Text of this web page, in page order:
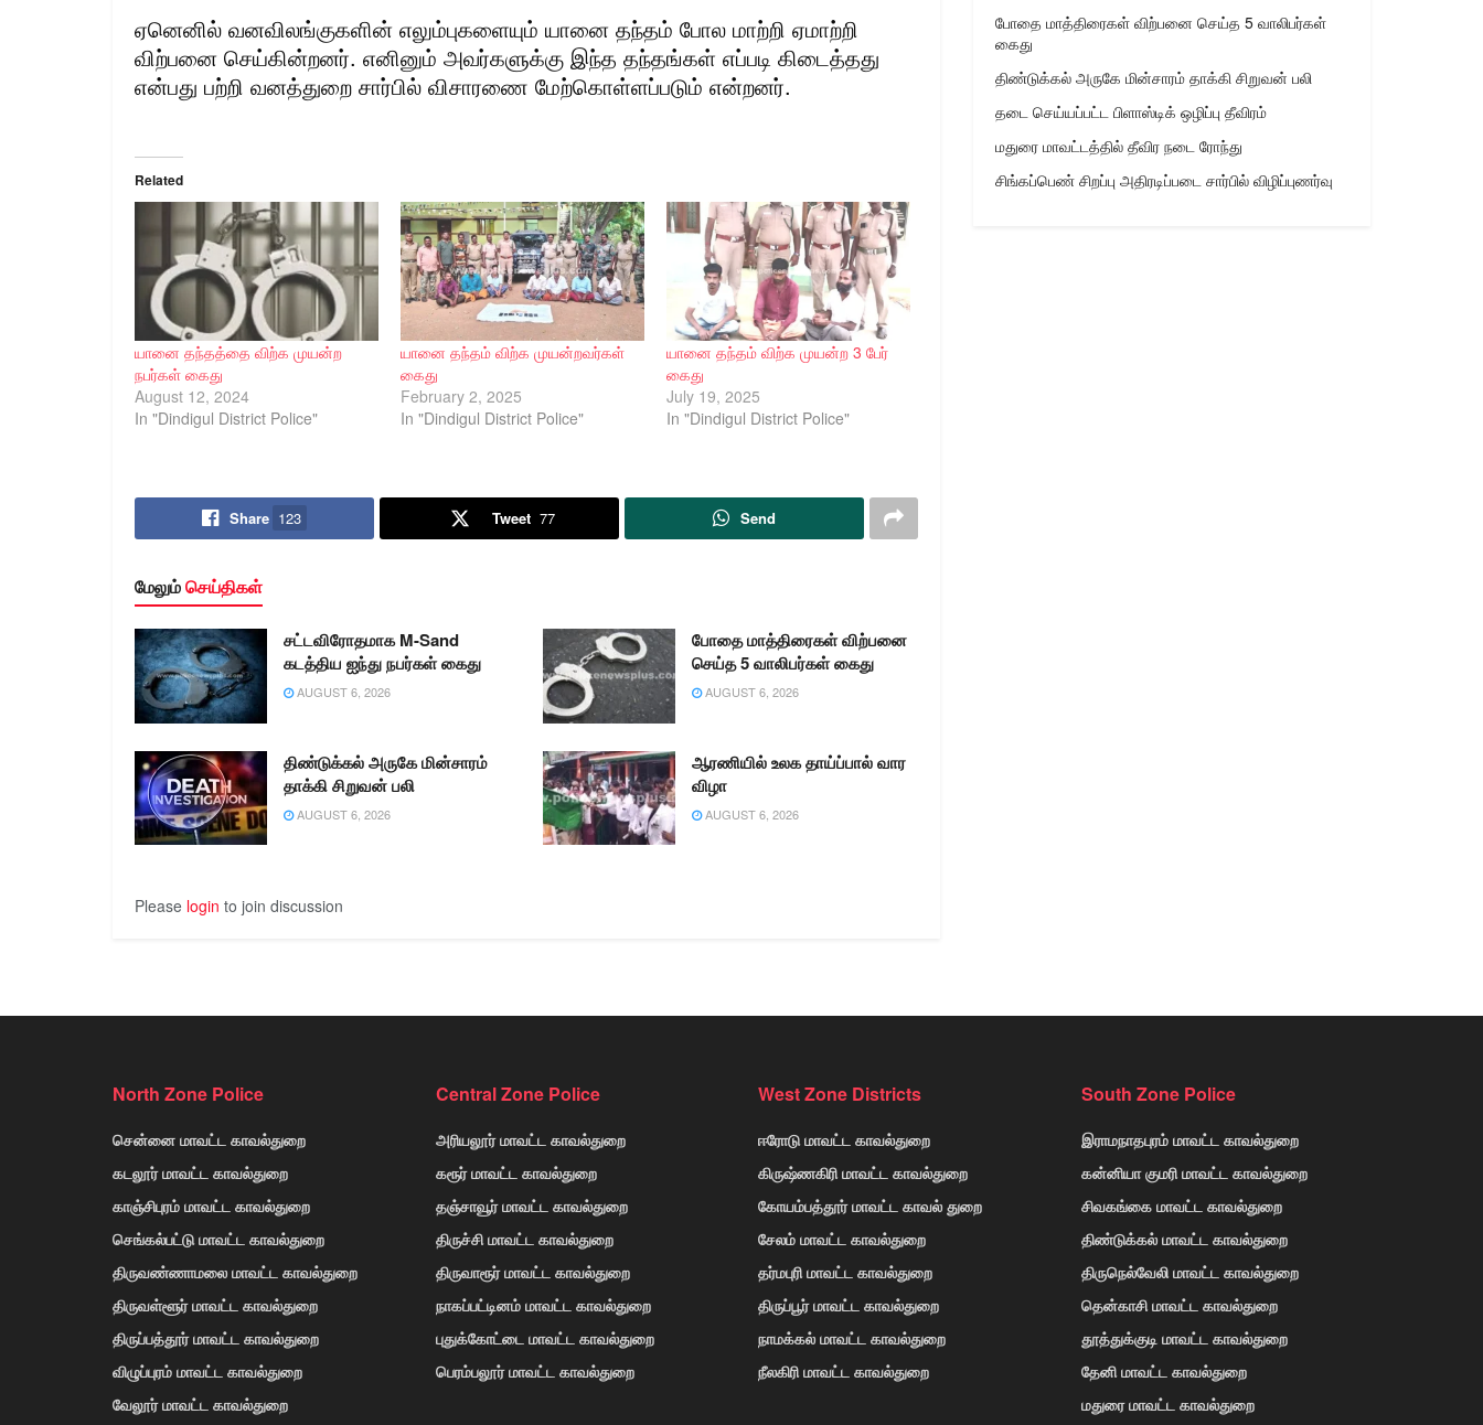
ஏனெனில் வனவிலங்குகளின் எலும்புகளையும் யானை தந்தம் போல மாற்றி ஏமாற்றி
விற்பனை செய்கின்றனர். எனினும் அவர்களுக்கு இந்த தந்தங்கள் எப்படி கிடைத்தது
என்பது பற்றி வனத்துறை சார்பில் விசாரணை மேற்கொள்ளப்படும் என்றனர்.
Related
யானை தந்தத்தை விற்க முயன்ற
நபர்கள் கைது
August 12, 2024
In "Dindigul District Police"
யானை தந்தம் விற்க முயன்றவர்கள்
கைது
February 2, 2025
In "Dindigul District Police"
யானை தந்தம் விற்க முயன்ற 3 பேர்
கைது
July 19, 2025
In "Dindigul District Police"
Share 123 Tweet 77 Send
மேலும்செய்திகள்
சட்டவிரோதமாக M-Sand
கடத்திய ஐந்து நபர்கள் கைது
AUGUST 6, 2026
போதை மாத்திரைகள் விற்பனை
செய்த 5 வாலிபர்கள் கைது
AUGUST 6, 2026
திண்டுக்கல் அருகே மின்சாரம்
தாக்கி சிறுவன் பலி
AUGUST 6, 2026
ஆரணியில் உலக தாய்ப்பால் வார
விழா
AUGUST 6, 2026
Please login to join discussion
போதை மாத்திரைகள் விற்பனை செய்த 5 வாலிபர்கள்
கைது
திண்டுக்கல் அருகே மின்சாரம் தாக்கி சிறுவன் பலி
தடை செய்யப்பட்ட பிளாஸ்டிக் ஒழிப்பு தீவிரம்
மதுரை மாவட்டத்தில் தீவிர நடை ரோந்து
சிங்கப்பெண் சிறப்பு அதிரடிப்படை சார்பில் விழிப்புணர்வு
North Zone Police
சென்னை மாவட்ட காவல்துறை
கடலூர் மாவட்ட காவல்துறை
காஞ்சிபுரம் மாவட்ட காவல்துறை
செங்கல்பட்டு மாவட்ட காவல்துறை
திருவண்ணாமலை மாவட்ட காவல்துறை
திருவள்ளூர் மாவட்ட காவல்துறை
திருப்பத்தூர் மாவட்ட காவல்துறை
விழுப்புரம் மாவட்ட காவல்துறை
வேலூர் மாவட்ட காவல்துறை
Central Zone Police
அரியலூர் மாவட்ட காவல்துறை
கரூர் மாவட்ட காவல்துறை
தஞ்சாவூர் மாவட்ட காவல்துறை
திருச்சி மாவட்ட காவல்துறை
திருவாரூர் மாவட்ட காவல்துறை
நாகப்பட்டினம் மாவட்ட காவல்துறை
புதுக்கோட்டை மாவட்ட காவல்துறை
பெரம்பலூர் மாவட்ட காவல்துறை
West Zone Districts
ஈரோடு மாவட்ட காவல்துறை
கிருஷ்ணகிரி மாவட்ட காவல்துறை
கோயம்பத்தூர் மாவட்ட காவல் துறை
சேலம் மாவட்ட காவல்துறை
தர்மபுரி மாவட்ட காவல்துறை
திருப்பூர் மாவட்ட காவல்துறை
நாமக்கல் மாவட்ட காவல்துறை
நீலகிரி மாவட்ட காவல்துறை
South Zone Police
இராமநாதபுரம் மாவட்ட காவல்துறை
கன்னியா குமரி மாவட்ட காவல்துறை
சிவகங்கை மாவட்ட காவல்துறை
திண்டுக்கல் மாவட்ட காவல்துறை
திருநெல்வேலி மாவட்ட காவல்துறை
தென்காசி மாவட்ட காவல்துறை
தூத்துக்குடி மாவட்ட காவல்துறை
தேனி மாவட்ட காவல்துறை
மதுரை மாவட்ட காவல்துறை